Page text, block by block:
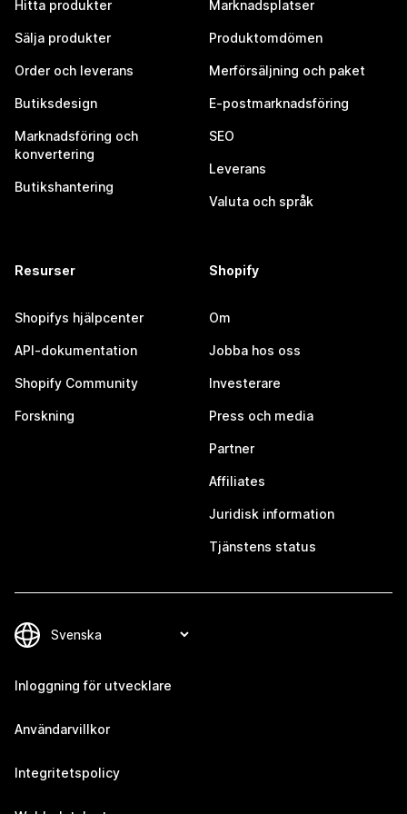
Hitta produkter
Sälja produkter
Order och leverans
Butiksdesign
Marknadsföring och
konvertering
Butikshantering
Marknadsplatser
Produktomdömen
Merförsäljning och paket
E-postmarknadsföring
SEO
Leverans
Valuta och språk
Resurser
Shopifys hjälpcenter
API-dokumentation
Shopify Community
Forskning
Shopify
Om
Jobba hos oss
Investerare
Press och media
Partner
Affiliates
Juridisk information
Tjänstens status
Inloggning för utvecklare
Användarvillkor
Integritetspolicy